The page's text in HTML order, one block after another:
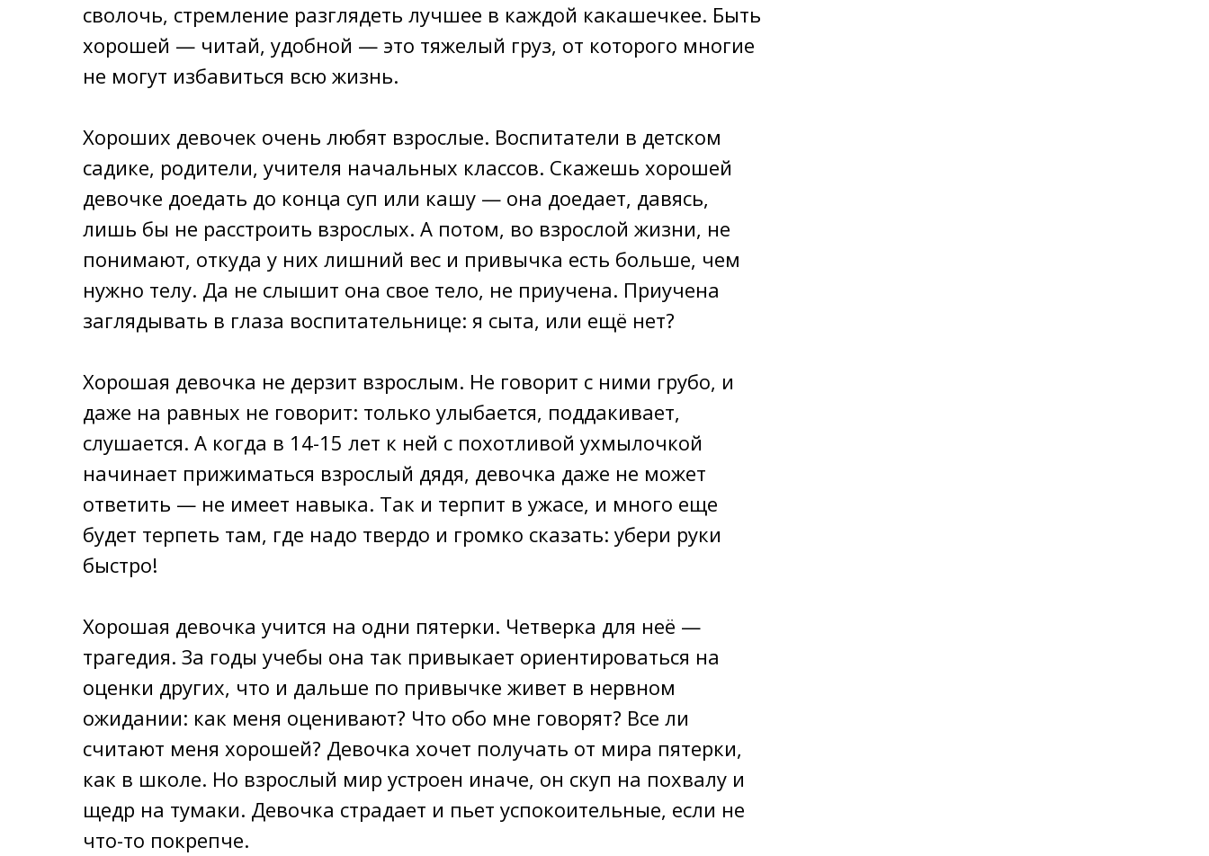
сволочь, стремление разглядеть лучшее в каждой кaкaшeчкeе. Быть
хорошей — читай, удобной — это тяжелый груз, от которого многие
не могут избавиться всю жизнь.
Хороших девочек очень любят взрослые. Воспитатели в детском
садике, родители, учителя начальных классов. Скажешь хорошей
девочке доедать до конца суп или кашу — она доедает, давясь,
лишь бы не расстроить взрослых. А потом, во взрослой жизни, не
понимают, откуда у них лишний вес и привычка есть больше, чем
нужно телу. Да не слышит она свое тело, не приучена. Приучена
заглядывать в глаза воспитательнице: я сыта, или ещё нет?
Хорошая девочка не дерзит взрослым. Не говорит с ними грубо, и
даже на равных не говорит: только улыбается, поддакивает,
слушается. А когда в 14-15 лет к ней с похотливой ухмылочкой
начинает прижиматься взрослый дядя, девочка даже не может
ответить — не имеет навыка. Так и терпит в ужасе, и много еще
будет терпеть там, где надо твердо и громко сказать: убери руки
быстро!
Хорошая девочка учится на одни пятерки. Четверка для неё —
трагедия. За годы учебы она так привыкает ориентироваться на
оценки других, что и дальше по привычке живет в нервном
ожидании: как меня оценивают? Что обо мне говорят? Все ли
считают меня хорошей? Девочка хочет получать от мира пятерки,
как в школе. Но взрослый мир устроен иначе, он скуп на похвалу и
щедр на тумаки. Девочка страдает и пьет успокоительные, если не
что-то покрепче.